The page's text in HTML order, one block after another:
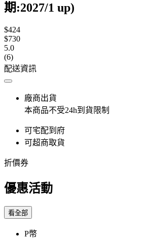
期:2027/1 up)
$424
$730
5.0
(6)
配送資訊
廠商出貨
本商品不受24h到貨限制
可宅配到府
可超商取貨
折價券
優惠活動
看全部
P幣